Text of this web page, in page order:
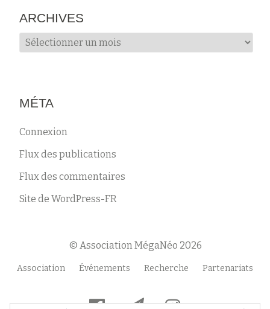
ARCHIVES
Archives
MÉTA
Connexion
Flux des publications
Flux des commentaires
Site de WordPress-FR
© Association MégaNéo 2026
Menu
Association Événements Recherche Partenariats
fa- fa- fa-